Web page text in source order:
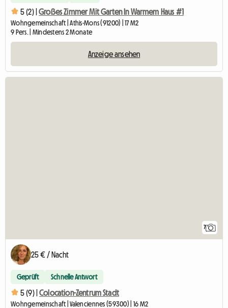
5 (2) | Großes Zimmer Mit Garten In Warmem Haus #1
Wohngemeinschaft | Athis-Mons (91200) | 17 M2
9 Pers. | Mindestens 2 Monate
Anzeige ansehen
7
25 € / Nacht
Geprüft Schnelle Antwort
5 (9) | Colocation-Zentrum Stadt
Wohngemeinschaft | Valenciennes (59300) | 16 M2